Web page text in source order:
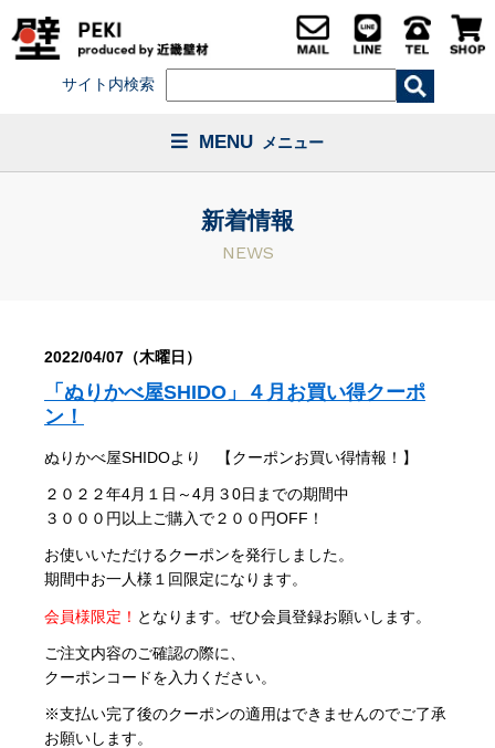
サイト内検索
MENU メニュー
新着情報
NEWS
2022/04/07（木曜日）
「ぬりかべ屋SHIDO」４月お買い得クーポ
ン！
ぬりかべ屋SHIDOより 【クーポンお買い得情報！】
２０２２年4月１日～4月３0日までの期間中
３０００円以上ご購入で２００円OFF！
お使いいただけるクーポンを発行しました。
期間中お一人様１回限定になります。
会員様限定！ となります。ぜひ会員登録お願いします。
ご注文内容のご確認の際に、
クーポンコードを入力ください。
※支払い完了後のクーポンの適用はできませんのでご了承
お願いします。